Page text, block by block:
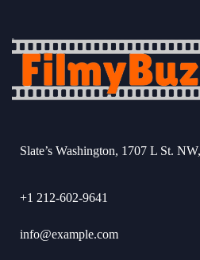
Slate’s Washington, 1707 L St.
+1 212-602-9641
info@example.com